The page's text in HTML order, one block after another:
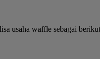
usaha waffle sebagai